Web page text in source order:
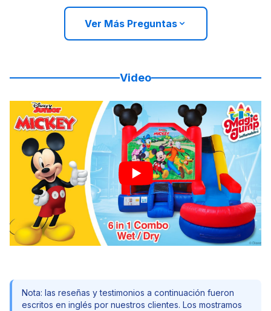
Ver Más Preguntas
Video
Nota: las reseñas y testimonios a continuación fueron
escritos en inglés por nuestros clientes. Los mostramos